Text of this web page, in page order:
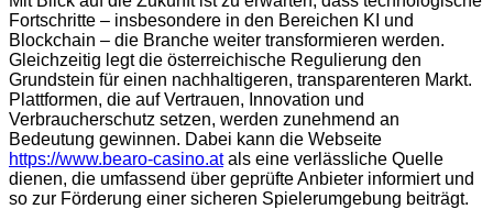
Fortschritte – insbesondere in den Bereichen KI und
Blockchain – die Branche weiter transformieren werden.
Gleichzeitig legt die österreichische Regulierung den
Grundstein für einen nachhaltigeren, transparenteren Markt.
Plattformen, die auf Vertrauen, Innovation und
Verbraucherschutz setzen, werden zunehmend an
Bedeutung gewinnen. Dabei kann die Webseite
https://www.bearo-casino.atals eine verlässliche Quelle
dienen, die umfassend über geprüfte Anbieter informiert und
so zur Förderung einer sicheren Spielerumgebung beiträgt.